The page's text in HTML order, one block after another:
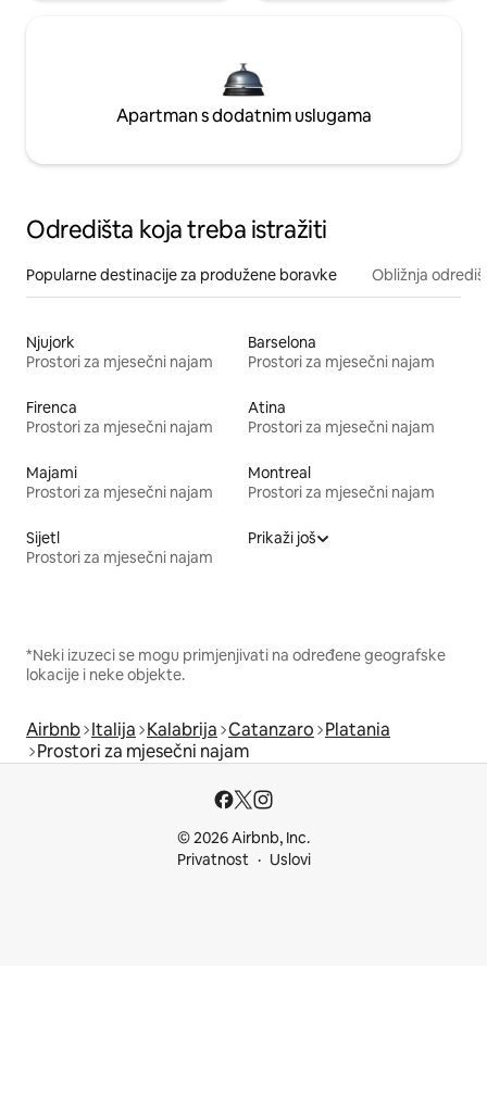
Apartman s dodatnim uslugama
Odredišta koja treba istražiti
Popularne destinacije za produžene boravke Obližnja
Njujork
Prostori za mjesečni najam
Barselona
Prostori za mjesečni najam
Firenca
Prostori za mjesečni najam
Atina
Prostori za mjesečni najam
Majami
Prostori za mjesečni najam
Montreal
Prostori za mjesečni najam
Sijetl
Prostori za mjesečni najam
Prikaži još
*Neki izuzeci se mogu primjenjivati na određene geografske
lokacije i neke objekte.
Airbnb Italija Kalabrija Catanzaro Platania
Prostori za mjesečni najam
© 2026 Airbnb, Inc.
Privatnost
Uslovi